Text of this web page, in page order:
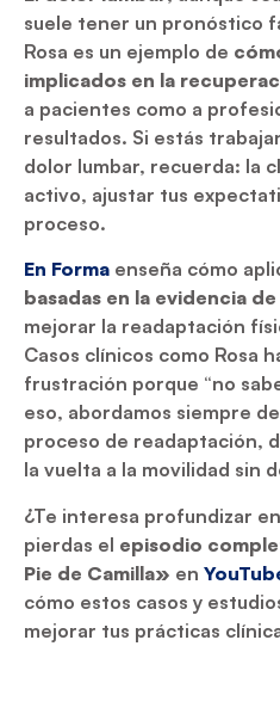
suele tener un pronóstico
Rosa es un ejemplo de
implicados en la
a pacientes como a
resultados. Si estás
dolor lumbar, recuerda: la
activo, ajustar tus
proceso.
En Forma enseña cómo
basadas en la evidencia
mejorar la readaptación
Casos clínicos como Rosa
frustración porque “no
eso, abordamos siempre
proceso de readaptación,
la vuelta a la movilidad sin
¿Te interesa profundizar
pierdas el episodio
Pie de Camilla» en
cómo estos casos y
mejorar tus prácticas